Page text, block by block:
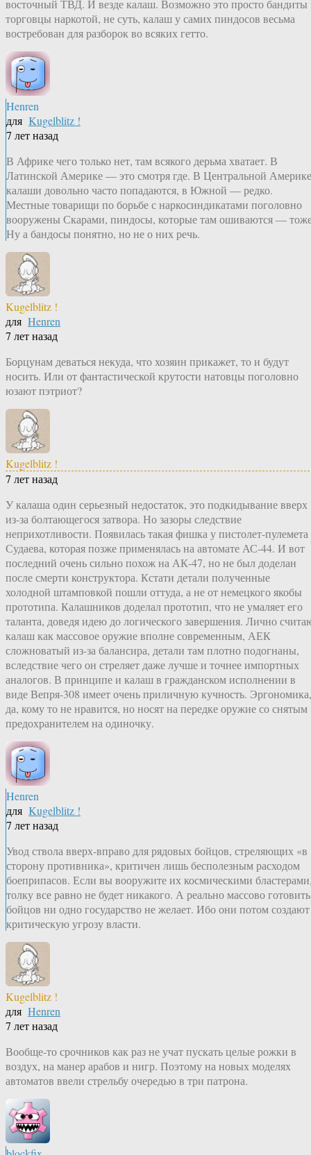
восточный ТВД. И везде калаш. Возможно это просто бандиты
торговцы наркотой, не суть, калаш у самих пиндосов весьма
востребован для разборок во всяких гетто.
Henren
для Kugelblitz !
7 лет назад
В Африке чего только нет, там всякого дерьма хватает. В
Латинской Америке — это смотря где. В Центральной Америке
калаши довольно часто попадаются, в Южной — редко.
Местные товарищи по борьбе с наркосиндикатами поголовно
вооружены Скарами, пиндосы, которые там ошиваются —
Ну а бандосы понятно, но не о них речь.
Kugelblitz !
для Henren
7 лет назад
Борцунам деваться некуда, что хозяин прикажет, то и будут
носить. Или от фантастической крутости натовцы поголовно
юзают пэтриот?
Kugelblitz !
7 лет назад
У калаша один серьезный недостаток, это подкидывание вверх
из-за болтающегося затвора. Но зазоры следствие
неприхотливости. Появилась такая фишка у пистолет-пулемета
Судаева, которая позже применялась на автомате АС-44. И вот
последний очень сильно похож на АК-47, но не был доделан
после смерти конструктора. Кстати детали полученные
холодной штамповкой пошли оттуда, а не от немецкого якобы
прототипа. Калашников доделал прототип, что не умаляет его
таланта, доведя идею до логического завершения. Лично
калаш как массовое оружие вполне современным, АЕК
сложноватый из-за балансира, детали там плотно подогнаны,
вследствие чего он стреляет даже лучше и точнее импортных
аналогов. В принципе и калаш в гражданском исполнении в
виде Вепря-308 имеет очень приличную кучность. Эргономика,
да, кому то не нравится, но носят на передке оружие со снятым
предохранителем на одиночку.
Henren
для Kugelblitz !
7 лет назад
Увод ствола вверх-вправо для рядовых бойцов, стреляющих «в
сторону противника», критичен лишь бесполезным расходом
боеприпасов. Если вы вооружите их космическими
толку все равно не будет никакого. А реально массово готовить
бойцов ни одно государство не желает. Ибо они потом создают
критическую угрозу власти.
Kugelblitz !
для Henren
7 лет назад
Вообще-то срочников как раз не учат пускать целые рожки в
воздух, на манер арабов и нигр. Поэтому на новых моделях
автоматов ввели стрельбу очередью в три патрона.